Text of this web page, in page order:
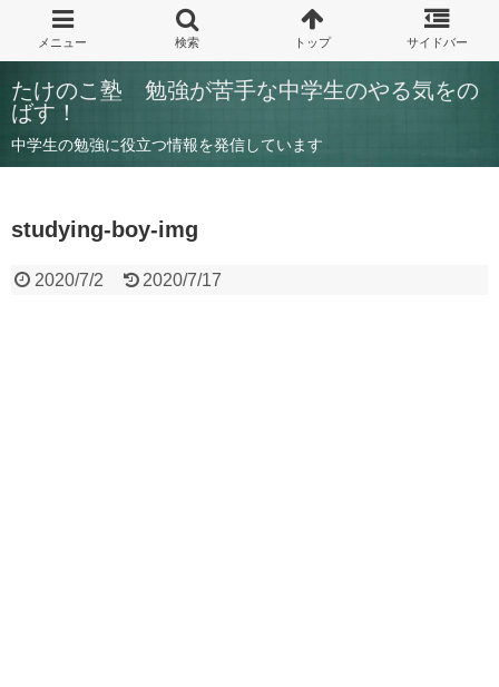
たけのこ塾 勉強が苦手な中学生のやる気をの
ばす！
中学生の勉強に役立つ情報を発信しています
studying-boy-img
2020/7/2 2020/7/17